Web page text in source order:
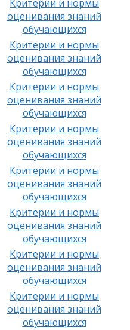
Критерии и нормы
оценивания знаний
обучающихся
Критерии и нормы
оценивания знаний
обучающихся
Критерии и нормы
оценивания знаний
обучающихся
Критерии и нормы
оценивания знаний
обучающихся
Критерии и нормы
оценивания знаний
обучающихся
Критерии и нормы
оценивания знаний
обучающихся
Критерии и нормы
оценивания знаний
обучающихся
Критерии и нормы
оценивания знаний
обучающихся